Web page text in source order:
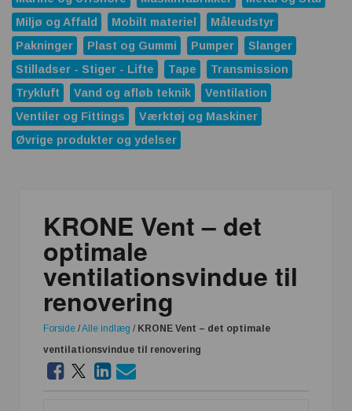
Miljø og Affald
Mobilt materiel
Måleudstyr
Pakninger
Plast og Gummi Pumper
Slanger
Stilladser - Stiger - Lifte
Tape
Transmission
Trykluft
Vand og afløb teknik
Ventilation
Ventiler og Fittings
Værktøj og Maskiner
Øvrige produkter og ydelser
KRONE Vent – det
optimale
ventilationsvindue til
renovering
Forside /Alle indlæg / KRONE Vent – det optimale
ventilationsvindue til renovering